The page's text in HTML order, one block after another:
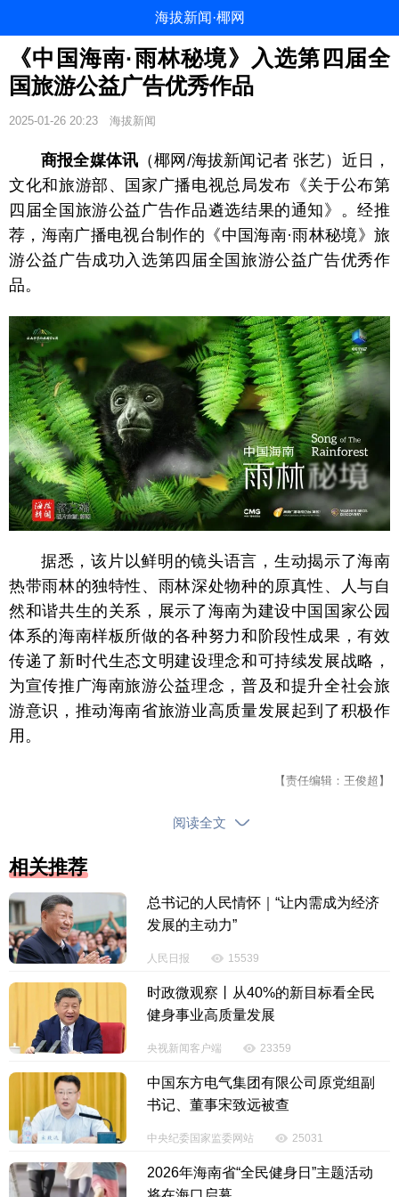
海拔新闻·椰网
《中国海南·雨林秘境》入选第四届全
国旅游公益广告优秀作品
2025-01-26 20:23 海拔新闻
商报全媒体讯 （椰网/海拔新闻记者 张艺）近日，
文化和旅游部、国家广播电视总局发布《关于公布第
四届全国旅游公益广告作品遴选结果的通知》。经推
荐，海南广播电视台制作的《中国海南·雨林秘境》旅
游公益广告成功入选第四届全国旅游公益广告优秀作
品。
据悉，该片以鲜明的镜头语言，生动揭示了海南
热带雨林的独特性、雨林深处物种的原真性、人与自
然和谐共生的关系，展示了海南为建设中国国家公园
体系的海南样板所做的各种努力和阶段性成果，有效
传递了新时代生态文明建设理念和可持续发展战略，
为宣传推广海南旅游公益理念，普及和提升全社会旅
游意识，推动海南省旅游业高质量发展起到了积极作
用。
【责任编辑：王俊超】
版权声明：国际旅游岛商报全媒体文字、图片、视频、音频等版权作
品，欢迎转发，但非经本报书面授权同意，严禁包括但不限于转载或改
编、引用等，违者必追究法律责任。
投诉电话：0898-65818181
阅读全文
相关推荐
总书记的人民情怀｜“让内需成为经济
发展的主动力”
人民日报 15539
时政微观察丨从40%的新目标看全民
健身事业高质量发展
央视新闻客户端 23359
中国东方电气集团有限公司原党组副
书记、董事宋致远被查
中央纪委国家监委网站 25031
2026年海南省“全民健身日”主题活动